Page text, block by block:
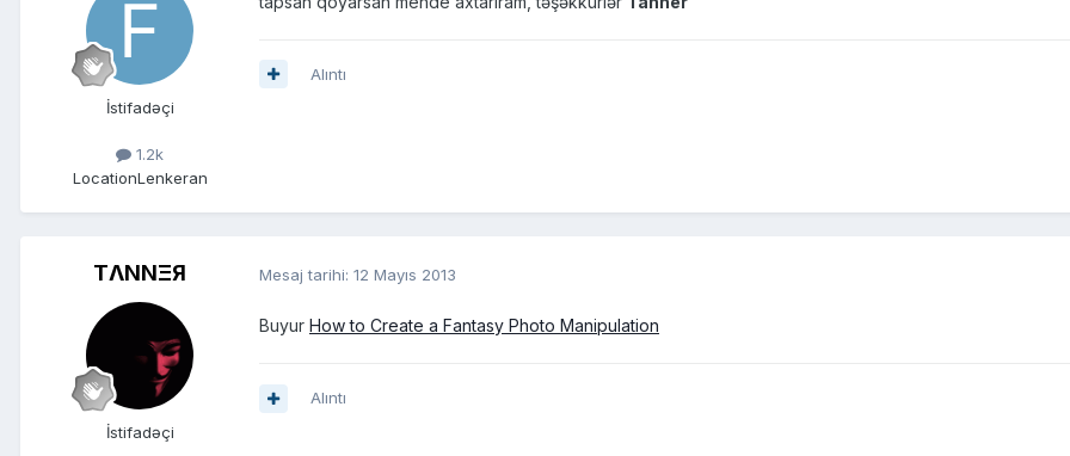
İstifadəçi
1.2k
LocationLenkeran
Alıntı
TΛNNΞЯ
İstifadəçi
Mesaj tarihi: 12 Mayıs 2013
Buyur How to Create a Fantasy Photo Manipulation
Alıntı